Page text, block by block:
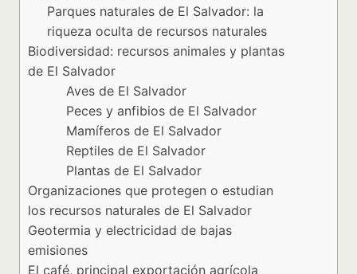
Parques naturales de El Salvador: la
riqueza oculta de recursos naturales
Biodiversidad: recursos animales y plantas
de El Salvador
Aves de El Salvador
Peces y anfibios de El Salvador
Mamíferos de El Salvador
Reptiles de El Salvador
Plantas de El Salvador
Organizaciones que protegen o estudian
los recursos naturales de El Salvador
Geotermia y electricidad de bajas
emisiones
El café, principal exportación agrícola